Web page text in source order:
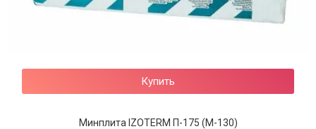
Купить
Минплита IZOTERM П-175 (М-130)